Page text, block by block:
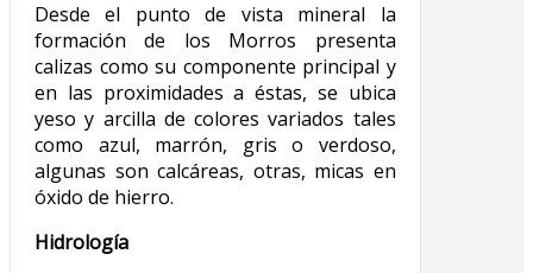
Desde el punto de vista mineral la
formación de los Morros presenta
calizas como su componente principal y
en las proximidades a éstas, se ubica
yeso y arcilla de colores variados tales
como azul, marrón, gris o verdoso,
algunas son calcáreas, otras, micas en
óxido de hierro.
Hidrología